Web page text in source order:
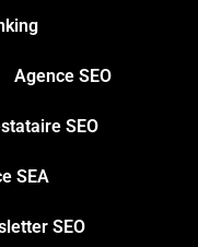
Agence SEO
SEO
SEA
SEO